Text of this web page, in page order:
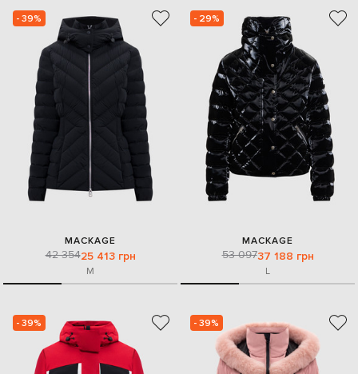
- 39%
MACKAGE
42 35425 413 грн
M
- 29%
MACKAGE
53 09737 188 грн
L
- 39% - 39%